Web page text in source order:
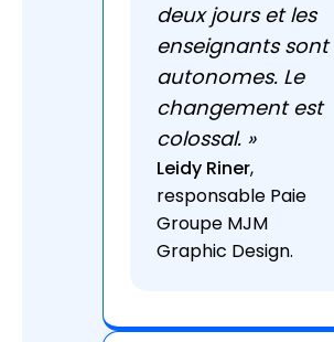
deux jours et les
enseignants sont
autonomes. Le
changement est
colossal. »
Leidy Riner,
responsable Paie
Groupe MJM
Graphic Design.